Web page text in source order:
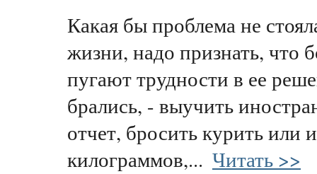
Какая бы проблема не
жизни, надо признать, что
пугают трудности в ее
брались, - выучить
отчет, бросить курить или
килограммов,... Читать >>